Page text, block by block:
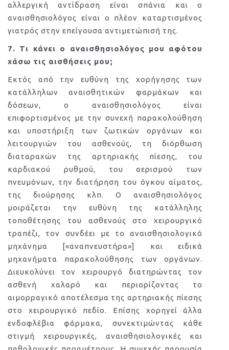
αλλεργική αντίδραση είναι σπάνια και ο
αναισθησιολόγος είναι ο πλέον καταρτισμένος
γιατρός στην επείγουσα αντιμετώπισή της.
7. Τι κάνει ο αναισθησιολόγος μου αφότου
χάσω τις αισθήσεις μου;
Εκτός από την ευθύνη της χορήγησης των
κατάλληλων αναισθητικών φαρμάκων και
δόσεων, ο αναισθησιολόγος είναι
επιφορτισμένος με την συνεχή παρακολούθηση
και υποστήριξη των ζωτικών οργάνων και
λειτουργιών του ασθενούς, τη διόρθωση
διαταραχών της αρτηριακής πίεσης, του
καρδιακού ρυθμού, του αερισμού των
πνευμόνων, την διατήρηση του όγκου αίματος,
της διούρησης κλπ. Ο αναισθησιολόγος
μοιράζεται την ευθύνη της κατάλληλης
τοποθέτησης του ασθενούς στο χειρουργικό
τραπέζι, τον συνδέει με το αναισθησιολογικό
μηχάνημα [«αναπνευστήρα»] και ειδικά
μηχανήματα παρακολούθησης των οργάνων.
Διευκολύνει τον χειρουργό διατηρώντας τον
ασθενή χαλαρό και περιορίζοντας το
αιμορραγικό αποτέλεσμα της αρτηριακής πίεσης
στο χειρουργικό πεδίο. Επίσης χορηγεί άλλα
ενδοφλέβια φάρμακα, συνεκτιμώντας κάθε
στιγμή χειρουργικές, αναισθησιολογικές και